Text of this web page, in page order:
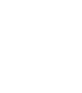
piekļuvi